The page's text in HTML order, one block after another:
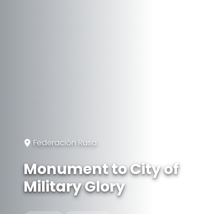
Federación Rusa
Monument to City of
Military Glory